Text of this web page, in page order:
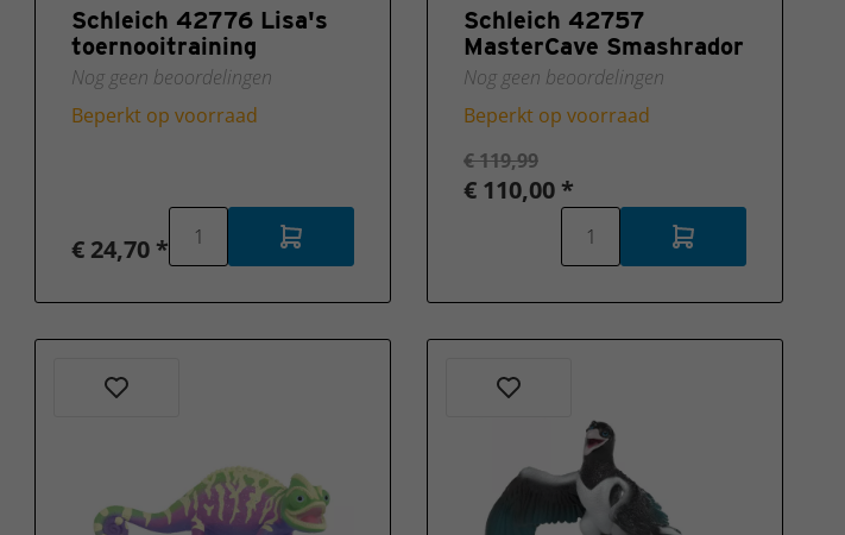
Schleich 42776 Lisa's
toernooitraining
Nog geen beoordelingen
Beperkt op voorraad
€ 24,70 *
Schleich 42757
MasterCave Smashrador
Nog geen beoordelingen
Beperkt op voorraad
€ 119,99
€ 110,00 *